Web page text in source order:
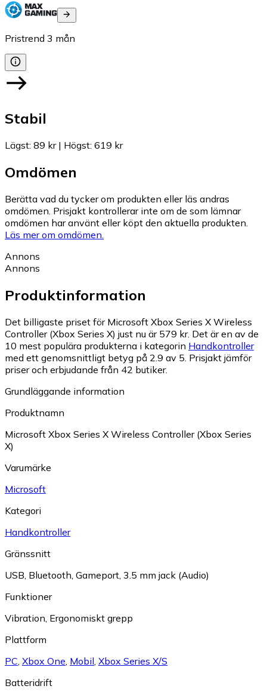
Pristrend 3 mån
Stabil
Lägst: 89 kr| Högst: 619 kr
Omdömen
Berätta vad du tycker om produkten eller läs andras
omdömen. Prisjakt kontrollerar inte om de som lämnar
omdömen har använt eller köpt den aktuella produkten.
Läs mer om omdömen.
Annons
Annons
Produktinformation
Det billigaste priset för Microsoft Xbox Series X Wireless
Controller (Xbox Series X) just nu är 579 kr. Det är en av de
10 mest populära produkterna i kategorin Handkontroller
med ett genomsnittligt betyg på 2.9 av 5. Prisjakt jämför
priser och erbjudande från 42 butiker.
Grundläggande information
Produktnamn
Microsoft Xbox Series X Wireless Controller (Xbox Series
X)
Varumärke
Microsoft
Kategori
Handkontroller
Gränssnitt
USB Bluetooth Gameport 3.5 mm jack (Audio)
Funktioner
Vibration Ergonomiskt grepp
Plattform
PC Xbox One Mobil Xbox Series X/S
Batteridrift